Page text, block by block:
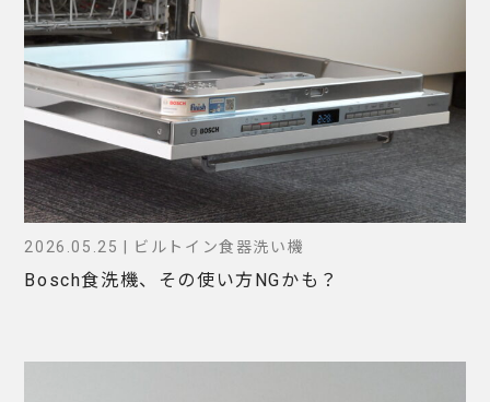
2026.05.25 | ビルトイン食器洗い機
Bosch食洗機、その使い方NGかも？